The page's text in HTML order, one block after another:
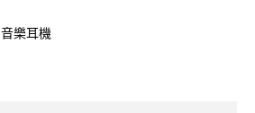
音樂耳機